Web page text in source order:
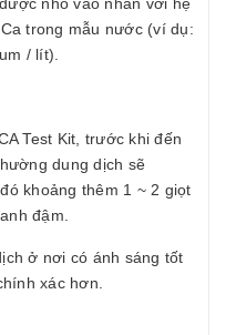
trong mẫu nước (ví dụ:
/ lít).
Test Kit, trước khi đến
dung dịch sẽ
khoảng thêm 1 ~ 2 giọt
đậm.
ở nơi có ánh sáng tốt
xác hơn.